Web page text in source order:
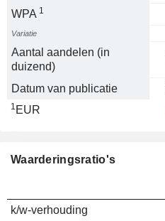
WPA 1
Variatie
Aantal aandelen (in
duizend)
Datum van publicatie
1 EUR
Waarderingsratio's
k/w-verhouding